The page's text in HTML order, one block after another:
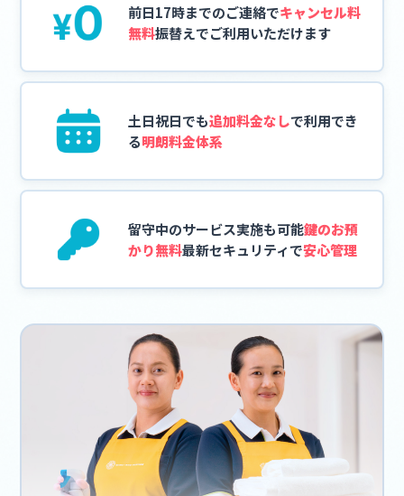
前日17時までのご連絡でキャンセル料
無料振替えでご利用いただけます
土日祝日でも追加料金なしで利用でき
る明朗料金体系
留守中のサービス実施も可能鍵のお預
かり無料最新セキュリティで安心管理